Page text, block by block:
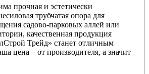
прочная и эстетически
трубчатая опора для
садово-парковых аллей или
качественная продукция
Трейд» станет отличным
цена – от производителя, а значит